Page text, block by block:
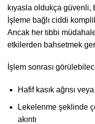
kıyasla oldukça
İşleme bağlı ciddi
Ancak her tıbbi
etkilerden bahsetmek
İşlem sonrası
Hafif kasık ağrısı
Lekelenme şeklinde
akıntı